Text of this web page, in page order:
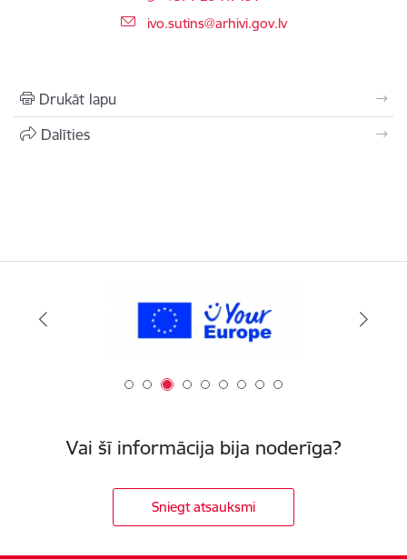
E-pasts:
ivo.sutins@arhivi.gov.lv
Drukāt lapu
Dalīties
Vai šī informācija bija noderīga?
Sniegt atsauksmi